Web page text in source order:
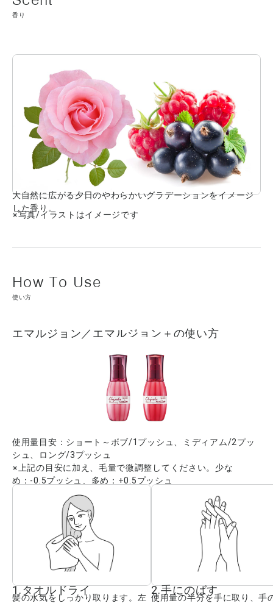
香り
大自然に広がる夕日のやわらかいグラデーションをイメージ
した香り。
※写真/イラストはイメージです
使い方
エマルジョン／エマルジョン＋の使い方
使用量目安：ショート～ボブ/1プッシュ、ミディアム/2プッ
シュ、ロング/3プッシュ
※上記の目安に加え、毛量で微調整してください。少な
め：-0.5プッシュ、多め：+0.5プッシュ
1.タオルドライ
髪の水気をしっかり取ります。左
2.手にのばす
使用量の半分を手に取り、手